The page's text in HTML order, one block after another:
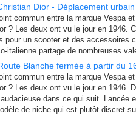
Dior - Déplacement
commun entre la marque Vespa
? Les deux ont vu le jour en 1946.
pour un scooter et des accessoires
italienne partage de nombreuses
Blanche fermée à partir du
commun entre la marque Vespa
? Les deux ont vu le jour en 1946.
dans ce qui suit. Lancée
de niche qui est plutôt discret